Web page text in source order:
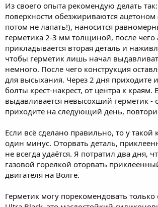
Из своего опыта рекомендую делать
поверхности обезжириваются
потом не лапать!), наносится
герметика 2-3 мм толщиной, после чего
прикладывается вторая деталь и
чтобы герметик лишь начал
немного. После чего конструкция
для высыхания. Через 2 дня приходите и
болты крест-накрест, от центра к краям.
выдавливается невысохший герметик -
приходите на следующий день,
Если всё сделано правильно, то у такой
один минус. Оторвать деталь,
не всегда удаётся. Я потратил два дня,
газовой горелкой оторвать
двигателя на Волге.
Герметик могу порекомендовать